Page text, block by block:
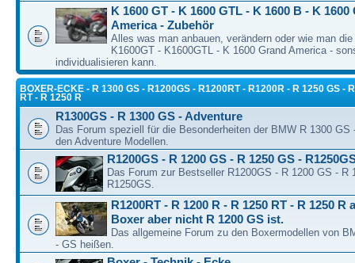
K 1600 GT - K 1600 GTL - K 1600 B - K 1600
America - Zubehör
Alles was man anbauen, verändern oder wie man
K1600GT - K1600GTL - K 1600 Grand America -
individualisieren kann.
BOXER-ECKE - R 1300 GS - R1200GS - R1200RT - R1200R - R 1250 GS -
RT - R 1250 R
R1300GS - R 1300 GS - Adventure
Das Forum speziell für die Besonderheiten der BMW R 1300 GS
den Adventure Modellen.
R1200GS - R 1200 GS - R 1250 GS -
Das Forum zur Bestseller R1200GS - R 1200 GS - R
R1250GS.
R1200RT - R 1200 R - R 1250 RT - R 1250 R
Boxer aber nicht R 1200 GS ist.
Das allgemeine Forum zu den Boxermodellen von
- GS heißen.